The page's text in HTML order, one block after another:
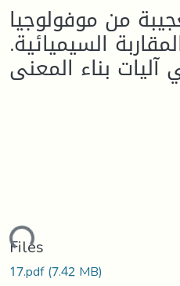
من موفولوجيا
السيميائية.
آليات بناء المعنى
Files
17.pdf(7.42 MB)